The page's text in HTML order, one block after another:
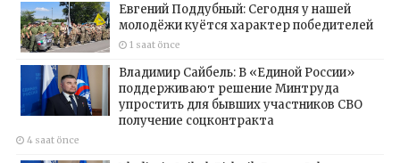
Евгений Поддубный: Сегодня у нашей
молодёжи куётся характер победителей
1 saat önce
Владимир Сайбель: В «Единой России»
поддерживают решение Минтруда
упростить для бывших участников СВО
получение соцконтракта
4 saat önce